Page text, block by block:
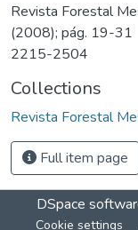
Revista Forestal
(2008); pág. 19-31
2215-2504
Collections
Revista Forestal
Full item page
DSpace
Cookie settings